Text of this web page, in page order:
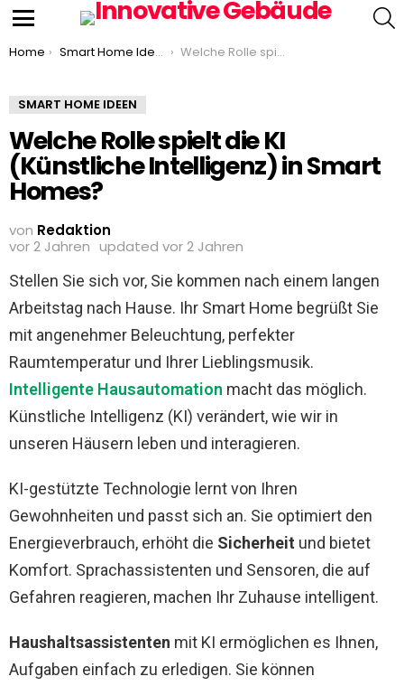
You are here:
Home Smart Home Ideen Welche Rolle spielt die KI (Künstliche Intelligenz) in Smart Homes?
SMART HOME IDEEN
Welche Rolle spielt die KI
(Künstliche Intelligenz) in Smart
Homes?
von Redaktion
vor 2 Jahren updated vor 2 Jahren
Stellen Sie sich vor, Sie kommen nach einem langen
Arbeitstag nach Hause. Ihr Smart Home begrüßt Sie
mit angenehmer Beleuchtung, perfekter
Raumtemperatur und Ihrer Lieblingsmusik.
Intelligente Hausautomation macht das möglich.
Künstliche Intelligenz (KI) verändert, wie wir in
unseren Häusern leben und interagieren.
KI-gestützte Technologie lernt von Ihren
Gewohnheiten und passt sich an. Sie optimiert den
Energieverbrauch, erhöht die Sicherheit und bietet
Komfort. Sprachassistenten und Sensoren, die auf
Gefahren reagieren, machen Ihr Zuhause intelligent.
Haushaltsassistenten mit KI ermöglichen es Ihnen,
Aufgaben einfach zu erledigen. Sie können